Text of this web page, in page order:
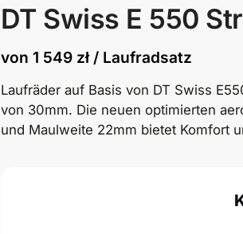
DT Swiss E 550
von 1 549 zł/ Laufradsatz
Laufräder auf Basis von DT Swiss
von 30mm. Die neuen optimierten
und Maulweite 22mm bietet Komfort